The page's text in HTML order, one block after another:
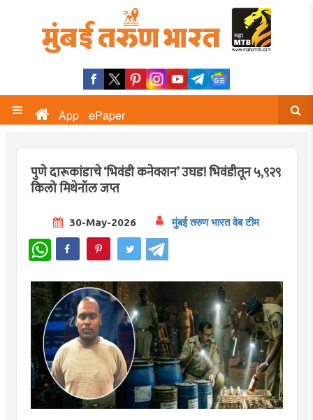
App ePaper
पुणे दारूकांडाचे ‘भिवंडी कनेक्शन’ उघड! भिवंडीतून ५,९२९
किलो मिथेनॉल जप्त
30-May-2026 मुंबई तरुण भारत वेब टीम
WhatsApp